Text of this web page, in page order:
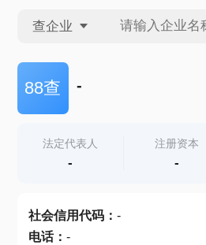
查企业
查企业
查产地
88查 -
法定代表人
-
注册资本
-
社会信用代码： -
电话： -